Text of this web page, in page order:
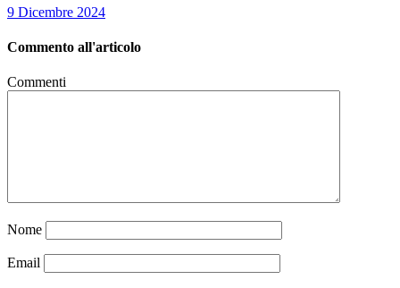
9 Dicembre 2024
Commento all'articolo
Commenti
Nome
Email